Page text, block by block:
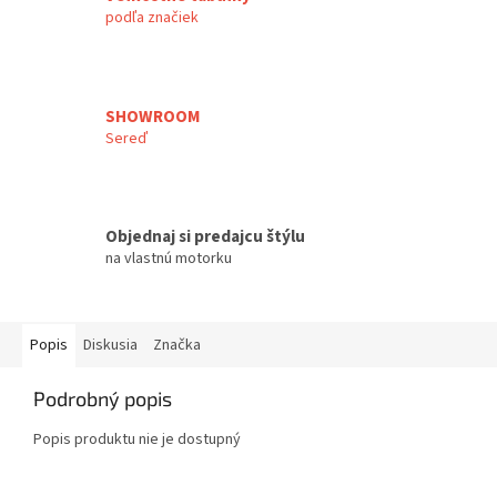
podľa značiek
SHOWROOM
Sereď
Objednaj si predajcu štýlu
na vlastnú motorku
Popis Diskusia Značka
Podrobný popis
Popis produktu nie je dostupný